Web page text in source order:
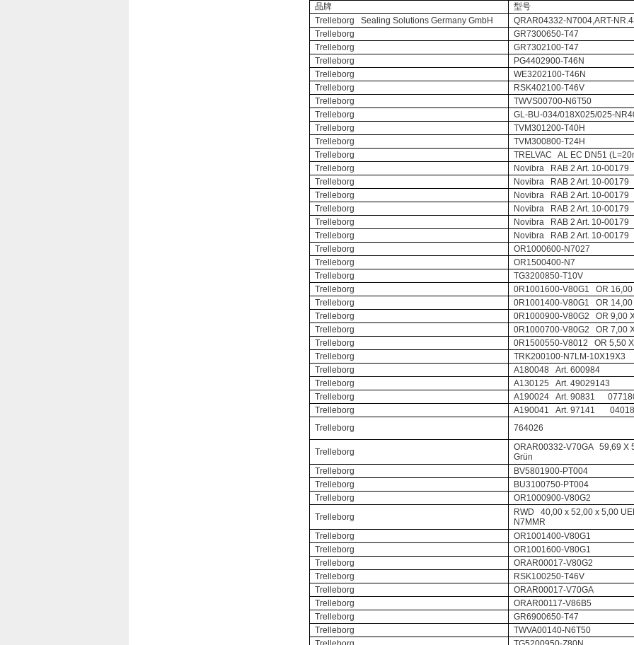
品牌
型号
Trelleborg Sealing Solutions Germany GmbH
QRAR04332-N7004,ART-
Trelleborg
GR7300650-T47
Trelleborg
GR7302100-T47
Trelleborg
PG4402900-T46N
Trelleborg
WE3202100-T46N
Trelleborg
RSK402100-T46V
Trelleborg
TWVS00700-N6T50
Trelleborg
GL-BU-034/018X025/025-
Trelleborg
TVM301200-T40H
Trelleborg
TVM300800-T24H
Trelleborg
TRELVAC AL EC DN51
Trelleborg
Novibra RAB 2 Art. 10-00179
Trelleborg
Novibra RAB 2 Art. 10-00179
Trelleborg
Novibra RAB 2 Art. 10-00179
Trelleborg
Novibra RAB 2 Art. 10-00179
Trelleborg
Novibra RAB 2 Art. 10-00179
Trelleborg
Novibra RAB 2 Art. 10-00179
Trelleborg
OR1000600-N7027
Trelleborg
OR1500400-N7
Trelleborg
TG3200850-T10V
Trelleborg
0R1001600-V80G1 OR 16,00
Trelleborg
0R1001400-V80G1 OR 14,00
Trelleborg
0R1000900-V80G2 OR 9,00
Trelleborg
0R1000700-V80G2 OR 7,00
Trelleborg
0R1500550-V8012 OR 5,50
Trelleborg
TRK200100-N7LM-10X19X3
Trelleborg
A180048
Art. 600984
Trelleborg
A130125
Art. 49029143
Trelleborg
A190024 Art. 90831
Trelleborg
A190041 Art. 97141
Trelleborg
764026
Trelleborg
ORAR00332-V70GA 59,69 X
Grün
Trelleborg
BV5801900-PT004
Trelleborg
BU3100750-PT004
Trelleborg
OR1000900-V80G2
Trelleborg
RWD 40,00 x 52,00 x 5,00
N7MMR
Trelleborg
OR1001400-V80G1
Trelleborg
OR1001600-V80G1
Trelleborg
ORAR00017-V80G2
Trelleborg
RSK100250-T46V
Trelleborg
ORAR00017-V70GA
Trelleborg
ORAR00117-V86B5
Trelleborg
GR6900650-T47
Trelleborg
TWVA00140-N6T50